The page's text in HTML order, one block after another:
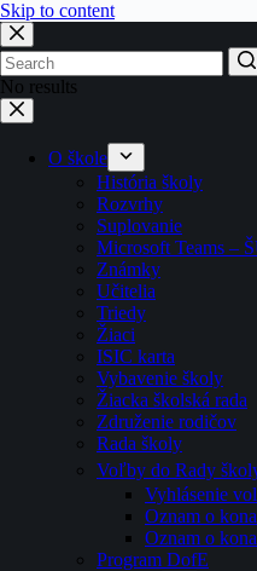
Skip to content
No results
O škole
História školy
Rozvrhy
Suplovanie
Microsoft Teams –
Známky
Učitelia
Triedy
Žiaci
ISIC karta
Vybavenie školy
Žiacka školská rada
Združenie rodičov
Rada školy
Voľby do Rady
Vyhlásenie
Oznam o
Oznam o
Program DofE